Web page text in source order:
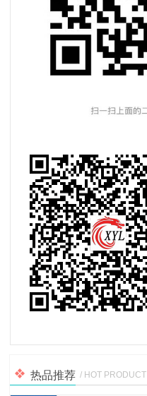
热品推荐 / HOT PRODUCT